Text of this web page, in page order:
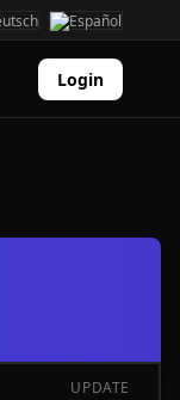
Login
UPDATE